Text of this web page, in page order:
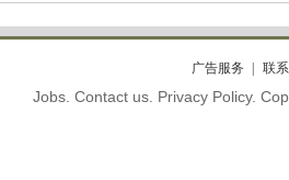
广告服务 联
Jobs. Contact us. Privacy Policy.